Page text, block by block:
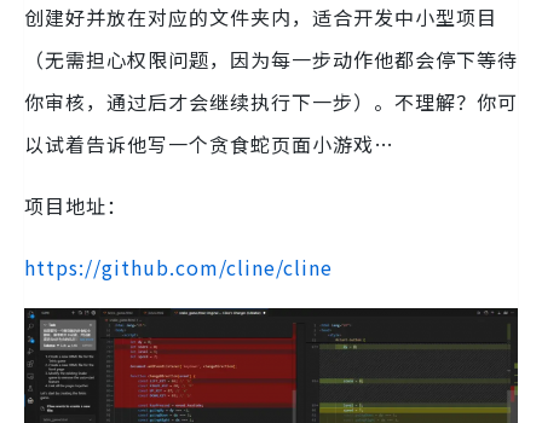
创建好并放在对应的文件夹内，适合开发中小型项目
（无需担心权限问题，因为每一步动作他都会停下等待
你审核，通过后才会继续执行下一步）。不理解？你可
以试着告诉他写一个贪食蛇页面小游戏…
项目地址：
https://github.com/cline/cline